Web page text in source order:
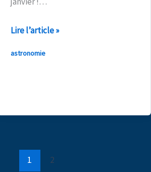
Observez
Lire l’article »
astronomie
1 2